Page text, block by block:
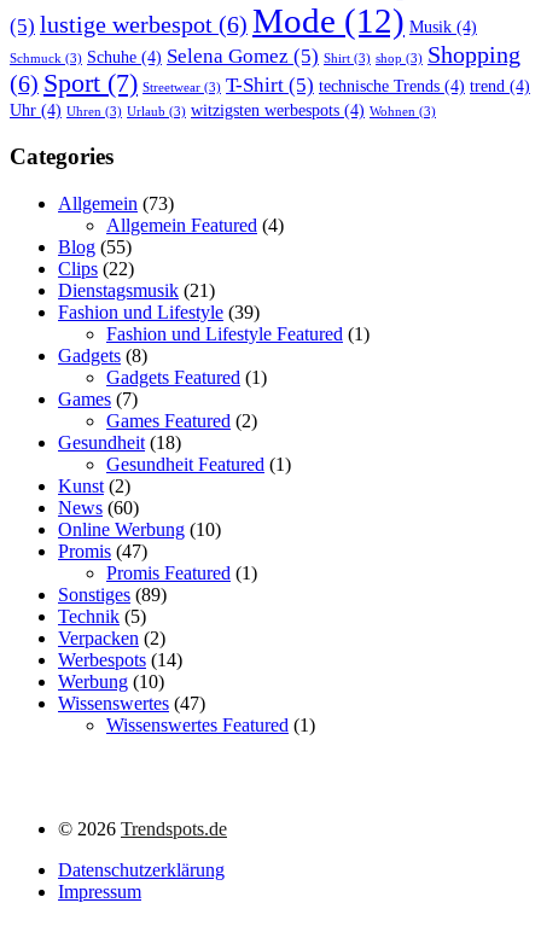
(5) lustige werbespot (6) Mode (12) Musik (4)
Schmuck (3) Schuhe (4) Selena Gomez (5) Shirt (3) shop (3) Shopping
(6) Sport (7) Streetwear (3) T-Shirt (5) technische Trends (4) trend (4)
Uhr (4) Uhren (3) Urlaub (3) witzigsten werbespots (4) Wohnen (3)
Categories
Allgemein (73)
Allgemein Featured (4)
Blog (55)
Clips (22)
Dienstagsmusik (21)
Fashion und Lifestyle (39)
Fashion und Lifestyle Featured (1)
Gadgets (8)
Gadgets Featured (1)
Games (7)
Games Featured (2)
Gesundheit (18)
Gesundheit Featured (1)
Kunst (2)
News (60)
Online Werbung (10)
Promis (47)
Promis Featured (1)
Sonstiges (89)
Technik (5)
Verpacken (2)
Werbespots (14)
Werbung (10)
Wissenswertes (47)
Wissenswertes Featured (1)
© 2026 Trendspots.de
Datenschutzerklärung
Impressum